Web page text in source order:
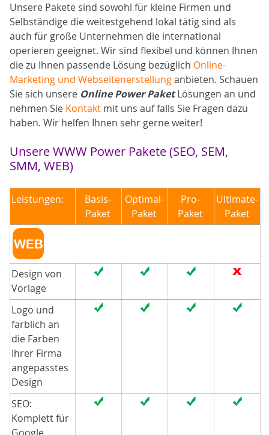
Unsere Pakete sind sowohl für kleine Firmen und
Selbständige die weitestgehend lokal tätig sind als
auch für große Unternehmen die international
operieren geeignet. Wir sind flexibel und können Ihnen
die zu Ihnen passende Lösung bezüglich Online-
Marketing und Webseitenerstellunganbieten. Schauen
Sie sich unsere Online Power PaketLösungen an und
nehmen Sie Kontakt mit uns auf falls Sie Fragen dazu
haben. Wir helfen Ihnen sehr gerne weiter!
Unsere WWW Power Pakete (SEO, SEM,
SMM, WEB)
Leistungen:
Basis-
Paket
Optimal-
Paket
Pro-
Paket
Ultimate-
Paket
Design von
Vorlage
Logo und
farblich an
die Farben
Ihrer Firma
angepasstes
Design
SEO:
Komplett für